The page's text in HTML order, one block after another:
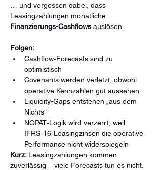
… und vergessen dabei, dass
Leasingzahlungen monatliche
Finanzierungs-Cashflows auslösen.
Folgen:
Cashflow‑Forecasts sind zu
optimistisch
Covenants werden verletzt, obwohl
operative Kennzahlen gut aussehen
Liquidity-Gaps entstehen „aus dem
Nichts“
NOPAT‑Logik wird verzerrt, weil
IFRS‑16‑Leasingzinsen die operative
Performance nicht widerspiegeln
Kurz: Leasingzahlungen kommen
zuverlässig – viele Forecasts tun es nicht.